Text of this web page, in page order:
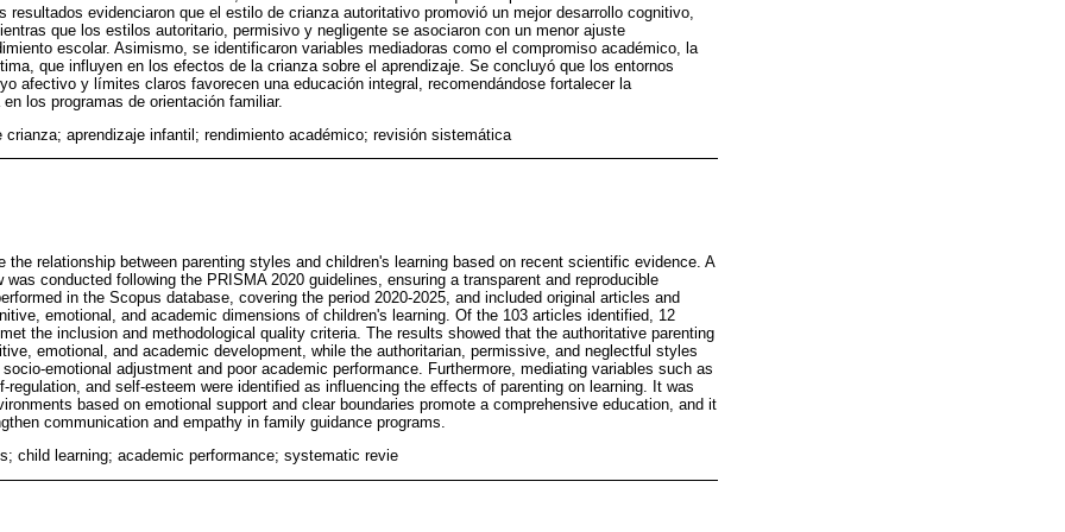
resultados evidenciaron que el estilo de crianza autoritativo promovió un mejor desarrollo cognitivo,
que los estilos autoritario, permisivo y negligente se asociaron con un menor ajuste
escolar. Asimismo, se identificaron variables mediadoras como el compromiso académico, la
que influyen en los efectos de la crianza sobre el aprendizaje. Se concluyó que los entornos
afectivo y límites claros favorecen una educación integral, recomendándose fortalecer la
los programas de orientación familiar.
crianza; aprendizaje infantil; rendimiento académico; revisión sistemática
the relationship between parenting styles and children's learning based on recent scientific evidence. A
conducted following the PRISMA 2020 guidelines, ensuring a transparent and reproducible
in the Scopus database, covering the period 2020-2025, and included original articles and
emotional, and academic dimensions of children's learning. Of the 103 articles identified, 12
the inclusion and methodological quality criteria. The results showed that the authoritative parenting
emotional, and academic development, while the authoritarian, permissive, and neglectful styles
emotional adjustment and poor academic performance. Furthermore, mediating variables such as
regulation, and self-esteem were identified as influencing the effects of parenting on learning. It was
based on emotional support and clear boundaries promote a comprehensive education, and it
communication and empathy in family guidance programs.
child learning; academic performance; systematic revie